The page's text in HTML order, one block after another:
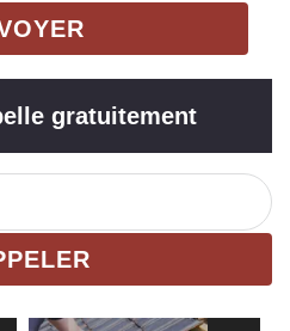
gratuitement